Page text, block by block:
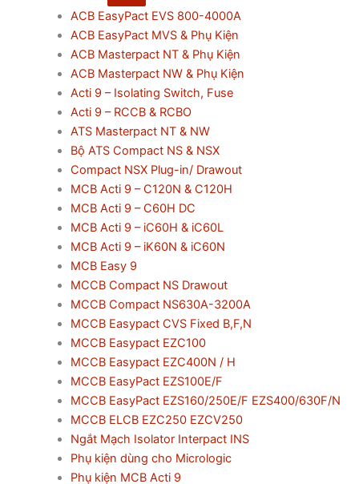
ACB EasyPact EVS 800-4000A
ACB EasyPact MVS & Phụ Kiện
ACB Masterpact NT & Phụ Kiện
ACB Masterpact NW & Phụ Kiện
Acti 9 – Isolating Switch, Fuse
Acti 9 – RCCB & RCBO
ATS Masterpact NT & NW
Bộ ATS Compact NS & NSX
Compact NSX Plug-in/ Drawout
MCB Acti 9 – C120N & C120H
MCB Acti 9 – C60H DC
MCB Acti 9 – iC60H & iC60L
MCB Acti 9 – iK60N & iC60N
MCB Easy 9
MCCB Compact NS Drawout
MCCB Compact NS630A-3200A
MCCB Easypact CVS Fixed B,F,N
MCCB Easypact EZC100
MCCB Easypact EZC400N / H
MCCB EasyPact EZS100E/F
MCCB EasyPact EZS160/250E/F EZS400/630F/N
MCCB ELCB EZC250 EZCV250
Ngắt Mạch Isolator Interpact INS
Phụ kiện dùng cho Micrologic
Phụ kiện MCB Acti 9